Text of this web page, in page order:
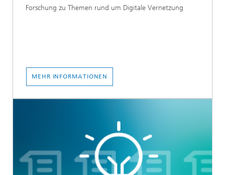
Forschung zu Themen rund um Digitale Vernetzung
MEHR INFORMATIONEN